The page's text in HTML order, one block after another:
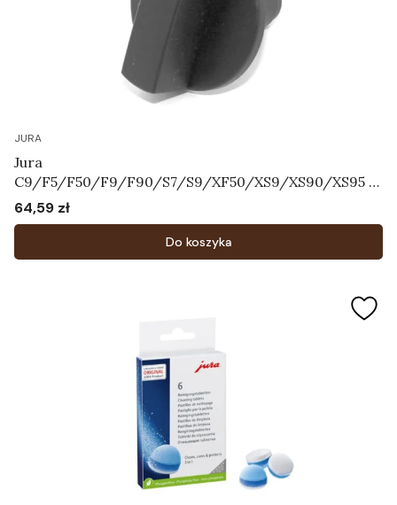
JURA
Jura
C9/F5/F50/F9/F90/S7/S9/XF50/XS9/XS90/XS95 -
Pokrętło regulatora systemu mleka Art.71055
Cena
64,59 zł
Do koszyka